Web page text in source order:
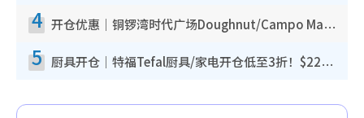
4 开仓优惠｜铜锣湾时代广场Doughnut/Campo Marzio开仓低至1折！背囊、书包、手袋劈价$200起
5 厨具开仓｜特福Tefal厨具/家电开仓低至3折！$220起买平底锅/炒锅/汤锅！电饭煲/吸尘器/挂烫机$418起